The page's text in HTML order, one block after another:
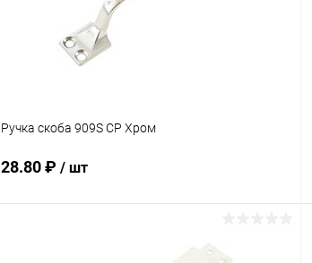
Ручка скоба 909S CP Хром
28.80 ₽ / шт